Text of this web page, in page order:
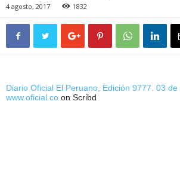
4 agosto, 2017 1832
Diario Oficial El Peruano, Edición 9777. 03
www.oficial.co on Scribd